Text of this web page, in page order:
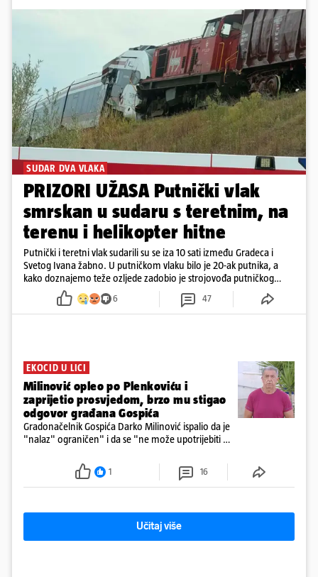
SUDAR DVA VLAKA
PRIZORI UŽASA Putnički vlak
smrskan u sudaru s teretnim, na
terenu i helikopter hitne
Putnički i teretni vlak sudarili su se iza 10 sati između Gradeca i
Svetog Ivana žabno. U putničkom vlaku bilo je 20-ak putnika, a
kako doznajemo teže ozljede zadobio je strojovođa putničkog
vlaka. Zatvoren je promet, a fotoreporteri Prigorskog objavili su
prve snimke s mjesta sudara
6 47
EKOCID U LICI
Milinović opleo po Plenkoviću i
zaprijetio prosvjedom, brzo mu stigao
odgovor građana Gospića
Gradonačelnik Gospića Darko Milinović ispalio da je
"nalaz" ograničen" i da se "ne može upotrijebiti za
ga je naručio Uskok i da je dio spisa
1 16
Učitaj više